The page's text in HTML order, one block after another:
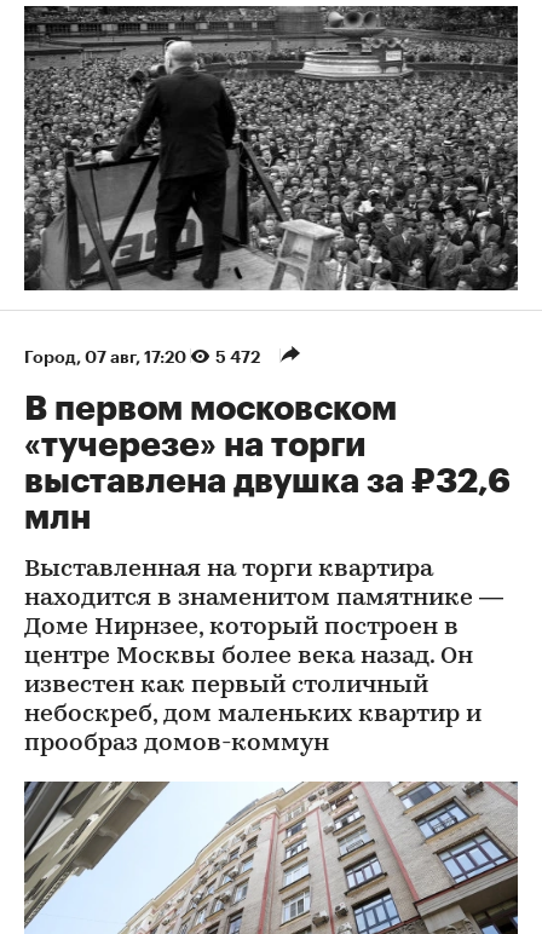
Город 07 авг, 17:20 5 472
В первом московском
«тучерезе» на торги
выставлена двушка за ₽32,6
млн
Выставленная на торги квартира
находится в знаменитом памятнике —
Доме Нирнзее, который построен в
центре Москвы более века назад. Он
известен как первый столичный
небоскреб, дом маленьких квартир и
прообраз домов-коммун